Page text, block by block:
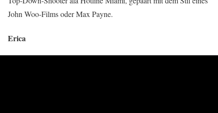
John Woo-Films oder Max Payne.
Erica